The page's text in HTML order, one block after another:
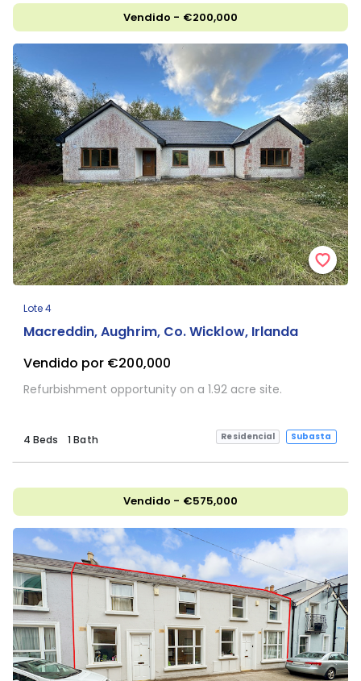
Vendido - €200,000
Lote 4
Macreddin, Aughrim, Co. Wicklow, Irlanda
Vendido por €200,000
Refurbishment opportunity on a 1.92 acre site.
4 Beds 1 Bath Residencial Subasta
Vendido - €575,000